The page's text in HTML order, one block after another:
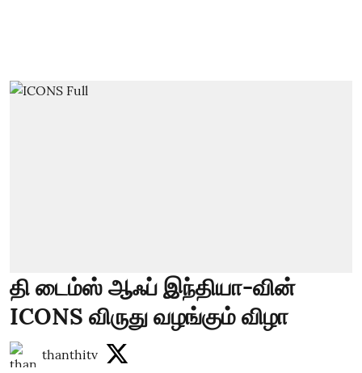
தி டைம்ஸ் ஆஃப் இந்தியா-வின்
ICONS விருது வழங்கும் விழா
thanthitv